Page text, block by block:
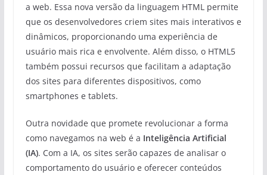
a web. Essa nova versão da linguagem HTML permite
que os desenvolvedores criem sites mais interativos e
dinâmicos, proporcionando uma experiência de
usuário mais rica e envolvente. Além disso, o HTML5
também possui recursos que facilitam a adaptação
dos sites para diferentes dispositivos, como
smartphones e tablets.
Outra novidade que promete revolucionar a forma
como navegamos na web é a Inteligência Artificial
(IA). Com a IA, os sites serão capazes de analisar o
comportamento do usuário e oferecer conteúdos